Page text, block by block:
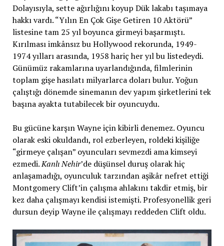
Dolayısıyla, sette ağırlığını koyup Dük lakabı taşımaya
hakkı vardı. “Yılın En Çok Gişe Getiren 10 Aktörü”
listesine tam 25 yıl boyunca girmeyi başarmıştı.
Kırılması imkânsız bu Hollywood rekorunda, 1949-
1974 yılları arasında, 1958 hariç her yıl bu listedeydi.
Günümüz rakamlarına uyarlandığında, filmlerinin
toplam gişe hasılatı milyarlarca doları bulur. Yoğun
çalıştığı dönemde sinemanın dev yapım şirketlerini tek
başına ayakta tutabilecek bir oyuncuydu.
Bu gücüne karşın Wayne için kibirli denemez. Oyuncu
olarak eski okuldandı, rol ezberleyen, roldeki kişiliğe
“girmeye çalışan” oyuncuları sevmezdi ama kimseyi
ezmedi.Kanlı Nehir’de düşünsel duruş olarak hiç
anlaşamadığı, oyunculuk tarzından aşikâr nefret ettiği
Montgomery Clift’in çalışma ahlakını takdir etmiş, bir
kez daha çalışmayı kendisi istemişti. Profesyonellik geri
dursun deyip Wayne ile çalışmayı reddeden Clift oldu.